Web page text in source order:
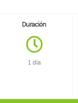
Duración
1 día